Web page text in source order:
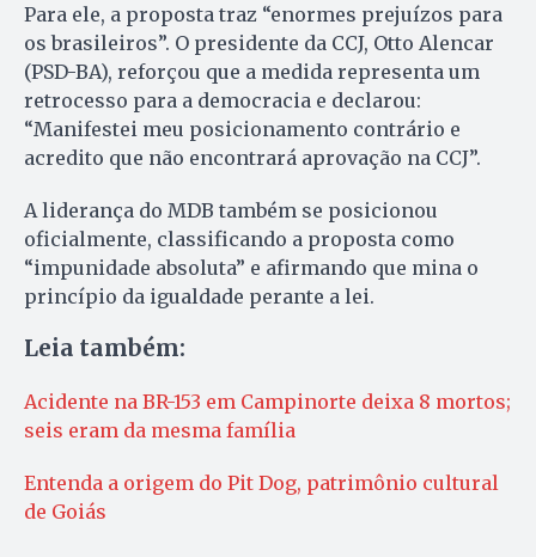
Para ele, a proposta traz “enormes prejuízos para
os brasileiros”. O presidente da CCJ, Otto Alencar
(PSD-BA), reforçou que a medida representa um
retrocesso para a democracia e declarou:
“Manifestei meu posicionamento contrário e
acredito que não encontrará aprovação na CCJ”.
A liderança do MDB também se posicionou
oficialmente, classificando a proposta como
“impunidade absoluta” e afirmando que mina o
princípio da igualdade perante a lei.
Leia também:
Acidente na BR-153 em Campinorte deixa 8 mortos;
seis eram da mesma família
Entenda a origem do Pit Dog, patrimônio cultural
de Goiás